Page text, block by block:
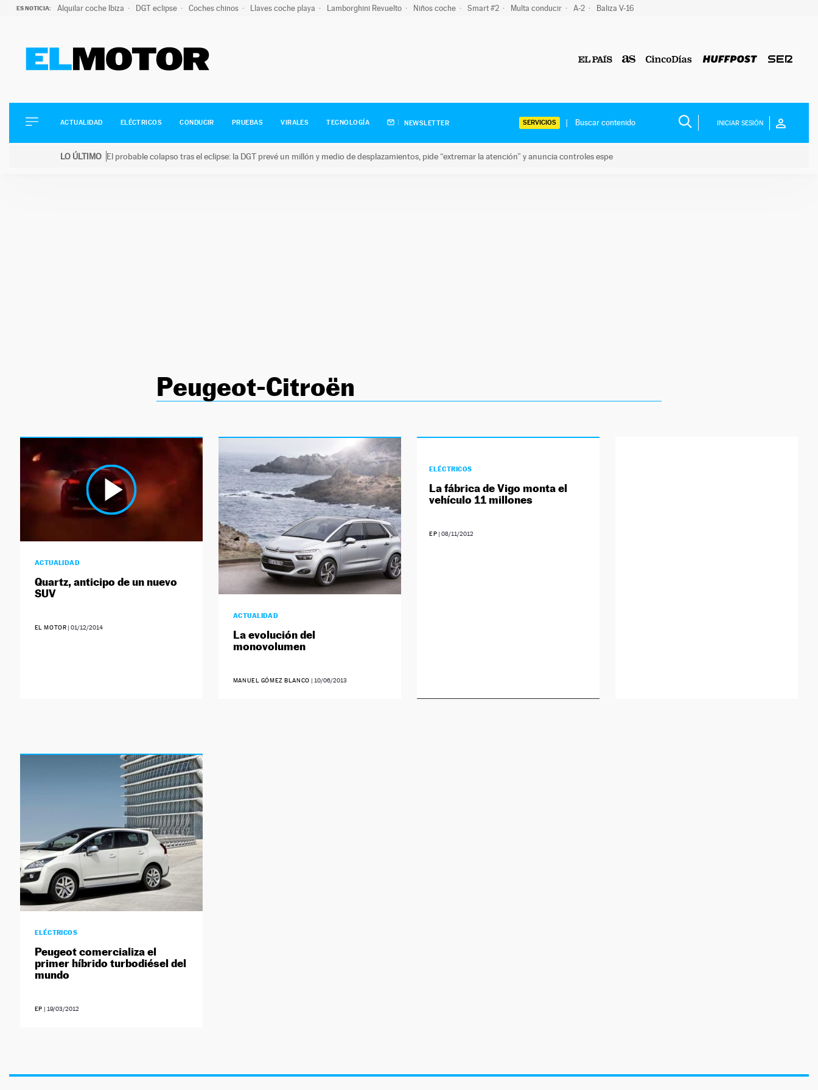
ES NOTICIA: Alquilar coche Ibiza DGT eclipse Coches chinos Llaves coche playa Lamborghini Revuelto Niños coche Smart #2 Multa conducir A-2 Baliza V-16
ELÉCTRICOS
CONDUCIR
ACTUALIDAD ELÉCTRICOS CONDUCIR PRUEBAS VIRALES TECNOLOGÍA NEWSLETTER SERVICIOS INICIAR SESIÓN
LO ÚLTIMO El probable colapso tras el eclipse: la DGT prevé un millón y medio de desplazamientos, pide “extremar la atención” y anuncia controles espe
Peugeot-Citroën
ACTUALIDAD
Quartz, anticipo de un nuevo
SUV
EL MOTOR |01/12/2014
ACTUALIDAD
La evolución del
monovolumen
MANUEL GÓMEZ BLANCO | 10/06/2013
ELÉCTRICOS
La fábrica de Vigo monta el
vehículo 11 millones
EP |08/11/2012
ELÉCTRICOS
Peugeot comercializa el
primer híbrido turbodiésel del
mundo
EP | 19/03/2012